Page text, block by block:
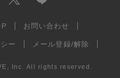
お問い合わせ
ー メール登録/解除
Inc. All rights reserved.